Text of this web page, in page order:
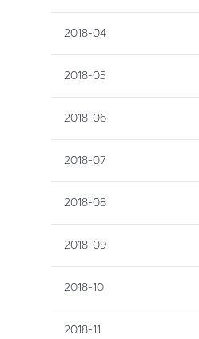
2018-04
2018-05
2018-06
2018-07
2018-08
2018-09
2018-10
2018-11